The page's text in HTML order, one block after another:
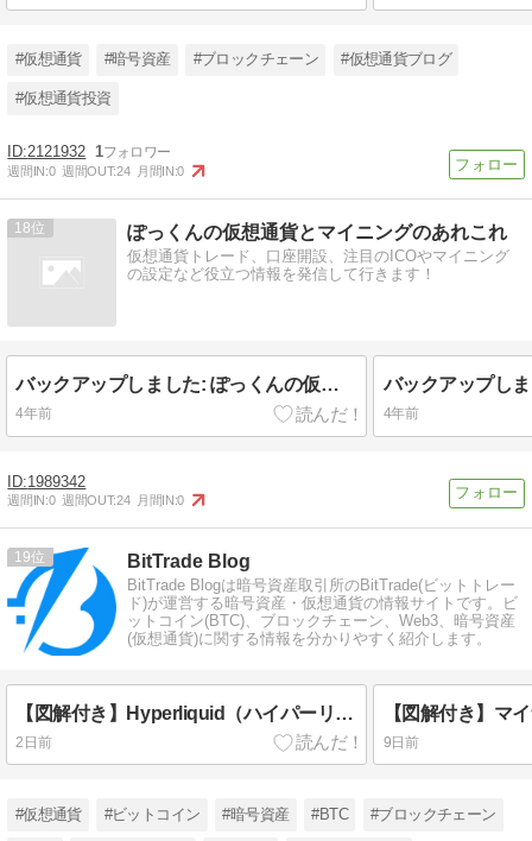
#仮想通貨 #暗号資産 #ブロックチェーン #仮想通貨ブログ
#仮想通貨投資
2121932 1
週間IN:0 週間OUT:24 月間IN:0
18 ぽっくんの仮想通貨とマイニングのあれこれ
仮想通貨トレード、口座開設、注目のICOやマイニング
の設定など役立つ情報を発信して行きます！
バックアップしました: ぽっくんの仮想通貨とマイニング (UpdraftPlus 1.22.11) 2022-05-24 02:26
4年前 4年前
1989342
週間IN:0 週間OUT:24 月間IN:0
19 BitTrade Blog
BitTrade Blogは暗号資産取引所のBitTrade(ビットトレー
ド)が運営する暗号資産・仮想通貨の情報サイトです。ビ
ットコイン(BTC)、ブロックチェーン、Web3、暗号資産
(仮想通貨)に関する情報を分かりやすく紹介します。
【図解付き】Hyperliquid（ハイパーリキッド）とは？ウォレットの接続方法・始め方・使い方を解説
2日前 9日前
#仮想通貨 #ビットコイン #暗号資産 #BTC #ブロックチェーン